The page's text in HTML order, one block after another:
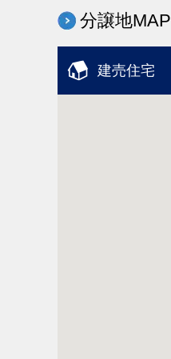
分譲地MAP
建売住宅